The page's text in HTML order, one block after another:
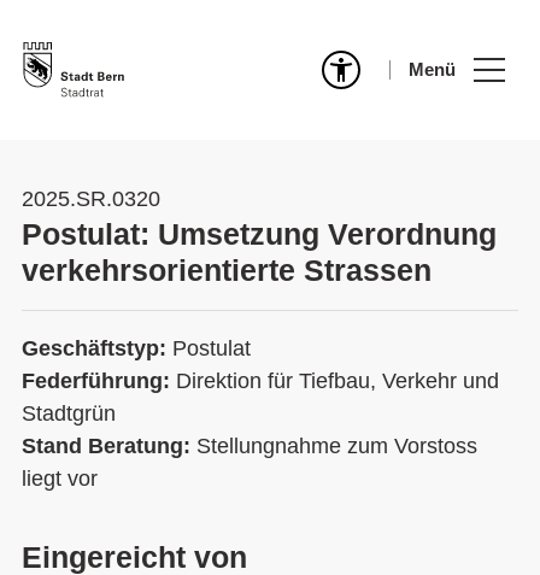
Menü
2025.SR.0320
Postulat: Umsetzung Verordnung
verkehrsorientierte Strassen
Geschäftstyp: Postulat
Federführung: Direktion für Tiefbau, Verkehr und
Stadtgrün
Stand Beratung: Stellungnahme zum Vorstoss
liegt vor
Eingereicht von